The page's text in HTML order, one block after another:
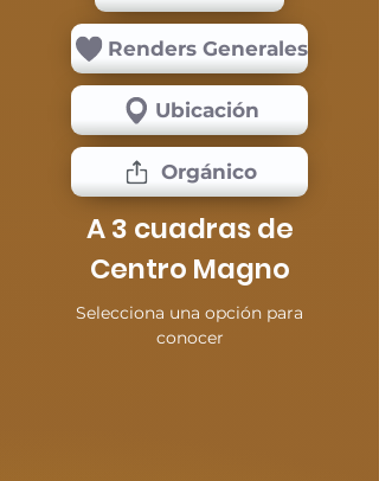
Renders Generales
Ubicación
Orgánico
A 3 cuadras de
Centro Magno
Selecciona una opción para
conocer